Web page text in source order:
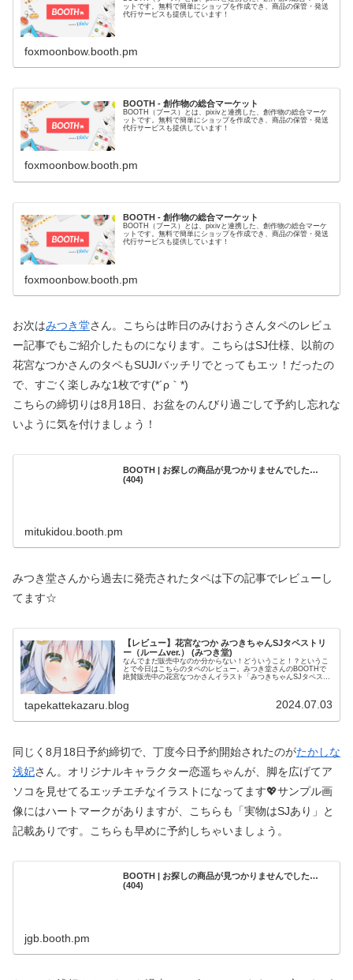
ットです。無料で簡単にショップを作成でき、商品の保管・発送
代行サービスも提供しています！
foxmoonbow.booth.pm
BOOTH - 創作物の総合マーケット
BOOTH（ブース）とは、pixivと連携した、創作物の総合マーケ
ットです。無料で簡単にショップを作成でき、商品の保管・発送
代行サービスも提供しています！
foxmoonbow.booth.pm
BOOTH - 創作物の総合マーケット
BOOTH（ブース）とは、pixivと連携した、創作物の総合マーケ
ットです。無料で簡単にショップを作成でき、商品の保管・発送
代行サービスも提供しています！
foxmoonbow.booth.pm
お次はみつき堂さん。こちらは昨日のみけおうさんタペのレビュ
ー記事でもご紹介したものになります。こちらはSJ仕様、以前の
花宮なつかさんのタペもSUJIバッチリでとってもエッ！だったの
で、すごく楽しみな1枚です(*´ρ｀*)
こちらの締切りは8月18日、お盆をのんびり過ごして予約し忘れな
いように気を付けましょう！
BOOTH | お探しの商品が見つかりませんでした…
(404)
mitukidou.booth.pm
みつき堂さんから過去に発売されたタペは下の記事でレビューし
てます☆
【レビュー】花宮なつか みつきちゃんSJタペストリ
ー（ルームver.） (みつき堂)
なんでまだ販売中なのか分からない！どういうこと！？というこ
とで今日はこちらのタペのレビュー。みつき堂さんのBOOTHで
絶賛販売中の花宮なつかさんイラスト「みつきちゃんSJタペスト
tapekattekazaru.blog 2024.07.03
同じく8月18日予約締切で、丁度今日予約開始されたのがたかしな
浅妃さん。オリジナルキャラクター恋遥ちゃんが、脚を広げてア
ソコを見せてるエッチエチなイラストになってます💖サンプル画
像にはハートマークがありますが、こちらも「実物はSJあり」と
記載ありです。こちらも早めに予約しちゃいましょう。
BOOTH | お探しの商品が見つかりませんでした…
(404)
jgb.booth.pm